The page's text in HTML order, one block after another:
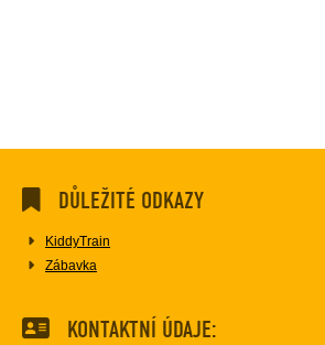
DŮLEŽITÉ ODKAZY
KiddyTrain
Zábavka
KONTAKTNÍ ÚDAJE: